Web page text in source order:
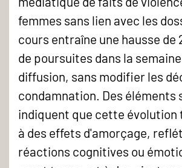
femmes sans lien avec les
cours entraîne une hausse de
de poursuites dans la
diffusion, sans modifier les
condamnation. Des éléments
indiquent que cette évolution
à des effets d'amorçage,
réactions cognitives ou